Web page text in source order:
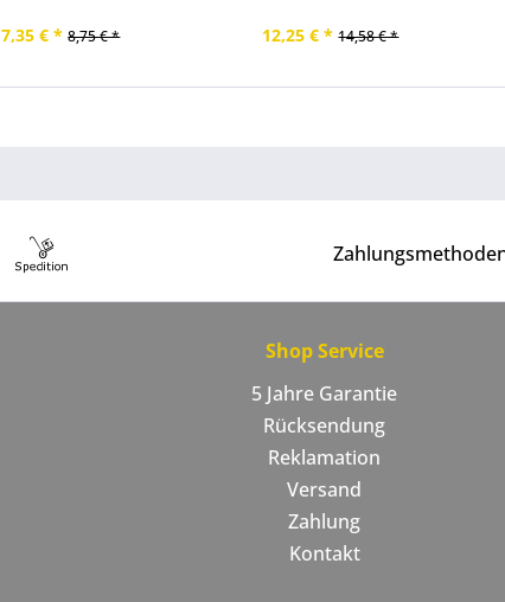
7,35 € * 8,75 € * 12,25 € * 14,58 € *
Shop Service
5 Jahre Garantie
Rücksendung
Reklamation
Versand
Zahlung
Kontakt